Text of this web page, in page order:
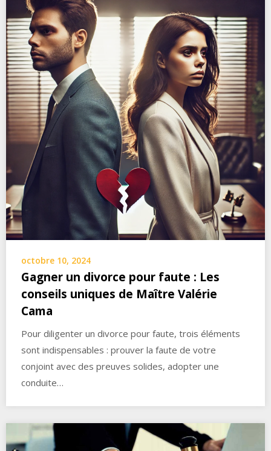
octobre 10, 2024
Gagner un divorce pour faute : Les
conseils uniques de Maître Valérie
Cama
Pour diligenter un divorce pour faute, trois éléments
sont indispensables : prouver la faute de votre
conjoint avec des preuves solides, adopter une
conduite…